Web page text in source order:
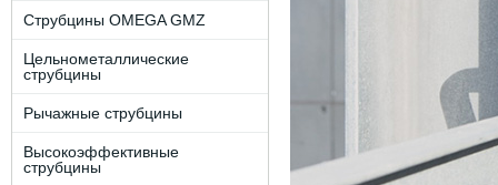
Струбцины OMEGA GMZ
Цельнометаллические
струбцины
Рычажные струбцины
Высокоэффективные
струбцины